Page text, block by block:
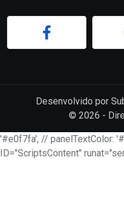
Desenvolvido por
© 2026 -
'#e0f7fa', // panelTextColor:
ID="ScriptsContent"